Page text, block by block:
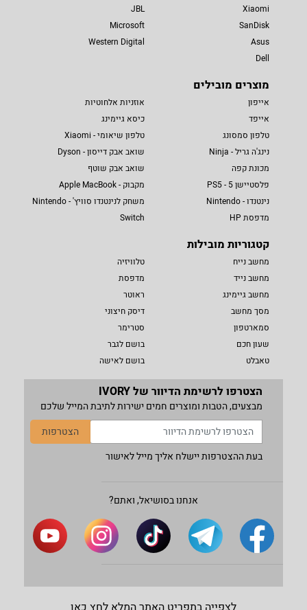
Xiaomi
SanDisk
Asus
Dell
JBL
Microsoft
Western Digital
מוצרים מובילים
אייפון
אייפד
טלפון סמסונג
נינג'ה גריל - Ninja
מכונת קפה
פלסטיישן 5 - PS5
נינטנדו - Nintendo
מדפסת HP
אוזניות אלחוטיות
כיסא גיימינג
טלפון שיאומי - Xiaomi
שואב אבק דייסון - Dyson
שואב אבק שוטף
מקבוק - Apple MacBook
משחק לנינטנדו סוויץ' - Nintendo
Switch
קטגוריות מובילות
מחשב נייח
מחשב נייד
מחשב גיימינג
מסך מחשב
סמארטפון
שעון חכם
טאבלט
טלוויזיה
מדפסת
ראוטר
דיסק חיצוני
סטרימר
בושם לגבר
בושם לאישה
הצטרפו לרשימת הדיוור של IVORY
מבצעים, הטבות ומוצרים חמים ישירות לתיבת המייל שלכם
הצטרפות
בעת ההצטרפות יישלח אליך מייל לאישור
אנחנו בסושיאל, ואתם?